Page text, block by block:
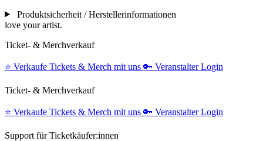
Produktsicherheit / Herstellerinformationen
love your artist.
Ticket- & Merchverkauf
⭐️ Verkaufe Tickets & Merch mit uns 🔑 Veranstalter Login
Ticket- & Merchverkauf
⭐️ Verkaufe Tickets & Merch mit uns 🔑 Veranstalter Login
Support für Ticketkäufer:innen